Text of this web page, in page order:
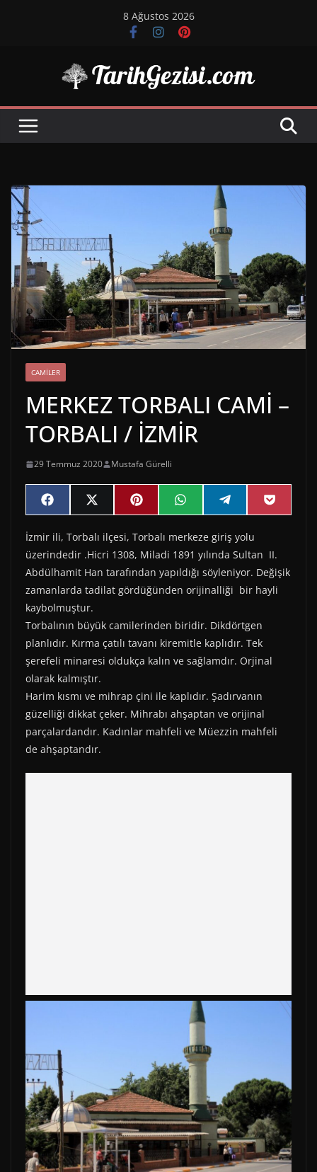
8 Ağustos 2026
CAMILER
MERKEZ TORBALI CAMİ –
TORBALI / İZMİR
29 Temmuz 2020 Mustafa Gürelli
Share
on
F
a
e
b
o
o
k
Share
on
X
(
w
i
t
t
e
r
Share
on
P
i
t
e
r
e
s
t
Share
on
W
h
t
s
A
p
p
Share
on
e
e
g
r
a
m
Share
on
P
o
t
İzmir ili, Torbalı ilçesi, Torbalı merkeze giriş yolu
üzerindedir .Hicri 1308, Miladi 1891 yılında Sultan II.
Abdülhamit Han tarafından yapıldığı söyleniyor. Değişik
zamanlarda tadilat gördüğünden orijinalliği bir hayli
kaybolmuştur.
Torbalının büyük camilerinden biridir. Dikdörtgen
planlıdır. Kırma çatılı tavanı kiremitle kaplıdır. Tek
şerefeli minaresi oldukça kalın ve sağlamdır. Orjinal
olarak kalmıştır.
Harim kısmı ve mihrap çini ile kaplıdır. Şadırvanın
güzelliği dikkat çeker. Mihrabı ahşaptan ve orijinal
parçalardandır. Kadınlar mahfeli ve Müezzin mahfeli
de ahşaptandır.